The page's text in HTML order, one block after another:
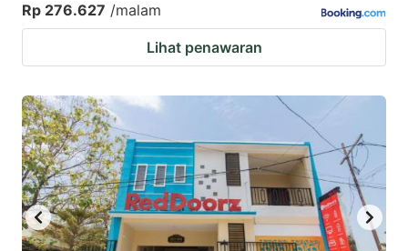
Rp 276.627 /malam
Lihat penawaran